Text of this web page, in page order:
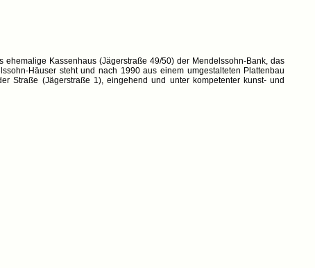
Kassenhaus (Jägerstraße 49/50) der Mendelssohn-Bank, das
Häuser steht und nach 1990 aus einem umgestalteten Plattenbau
Straße (Jägerstraße 1), eingehend und unter kompetenter kunst- und